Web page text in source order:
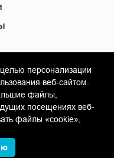
ООО «Гамма
персонализации
веб-сайтом.
файлы,
посещениях веб-
файлы «cookie»,